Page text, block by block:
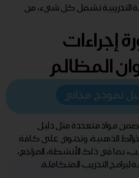
التدريبية تشمل كل شيء، من
إجراءات
المظالم
نموذج مجاني
مواد متعددة مثل دليل
الذهنية، وتحتوي على كافة
بما في ذلك الأنشطة، المراجع،
لبرامج التدريب المتكاملة.